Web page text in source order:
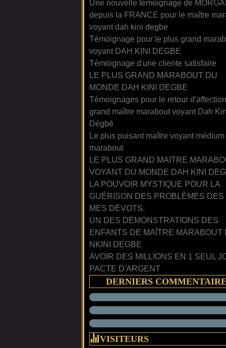
Une nouvelle témoignage de
depuis la FRANCE pour le maître
voyant dah kini degbe
Témoignage pour le plus grand
voyant DAH KINI DEGBE
Témoignage d'une cliente satisfaire
LE PLUS GRAND MARABOUT DU
MONDE DAH KINI DEGBE
Témoignages pour le retour
grand maître marabout voyant Dah
Dégbé
Le plus puisant maître voyant médium
marabout
LE PLUS GRAND MAITRE
VOYANT DU MONDE DAH KINI
LA POUVOIR MYSTIQUE POUR LA
GUÉRISON DES PROBLÈMES DES
MES DÉVOTS.
UN DES DÉMONSTRATIONS DES
ENFANTS DE MAÎTRE MARABOUT
NKINI DEGBE
AVOIR DES MILLIONS EN 1 SEUL
PACTE D'ARGENT
DERNIERS
VISITEURS